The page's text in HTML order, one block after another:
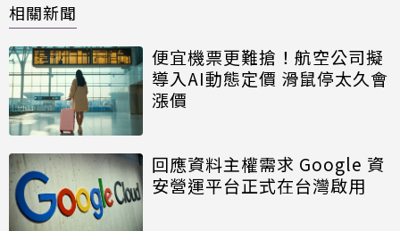
相關新聞
便宜機票更難搶！航空公司擬
導入AI動態定價 滑鼠停太久會
漲價
回應資料主權需求 Google 資
安營運平台正式在台灣啟用